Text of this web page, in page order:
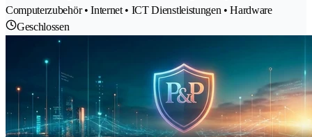
Computerzubehör • Internet • ICT Dienstleistungen • Hardware
Geschlossen